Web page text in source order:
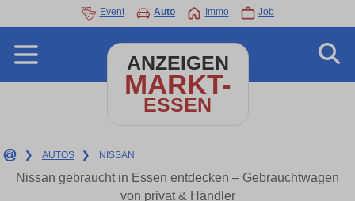
Event Auto Immo Job
ANZEIGEN
MARKT-
ESSEN
❯ AUTOS ❯ NISSAN
Nissan gebraucht in Essen entdecken – Gebrauchtwagen
von privat & Händler